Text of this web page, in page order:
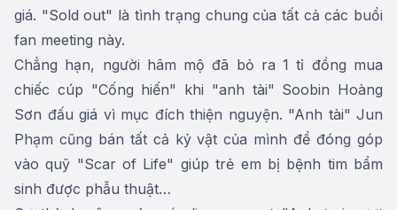
giá. "Sold out" là tình trạng chung của tất cả các buổi
fan meeting này.
Chẳng hạn, người hâm mộ đã bỏ ra 1 tỉ đồng mua
chiếc cúp "Cống hiến" khi "anh tài" Soobin Hoàng
Sơn đấu giá vì mục đích thiện nguyện. "Anh tài" Jun
Phạm cũng bán tất cả kỷ vật của mình để đóng góp
vào quỹ "Scar of Life" giúp trẻ em bị bệnh tim bẩm
sinh được phẫu thuật…